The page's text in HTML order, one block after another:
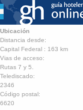
Ubicación
Distancia desde:
Capital Federal : 163 km
Vias de acceso:
Rutas 7 y 5.
Telediscado:
2346
Código postal:
6620